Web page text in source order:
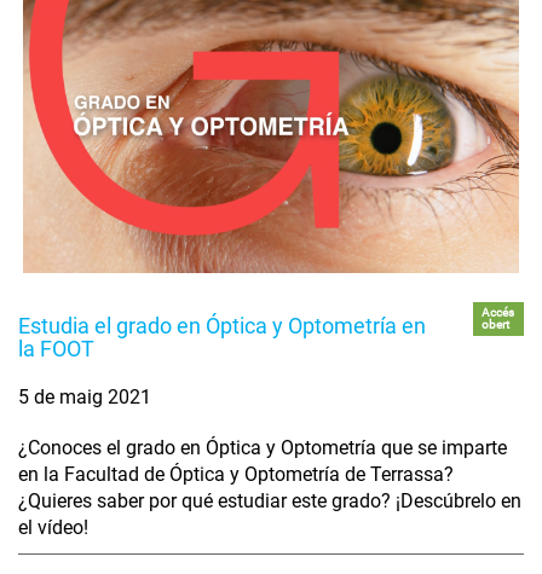
Estudia el grado en Óptica y Optometría en
la FOOT
Accés
obert
5 de maig 2021
¿Conoces el grado en Óptica y Optometría que se imparte
en la Facultad de Óptica y Optometría de Terrassa?
¿Quieres saber por qué estudiar este grado? ¡Descúbrelo en
el vídeo!